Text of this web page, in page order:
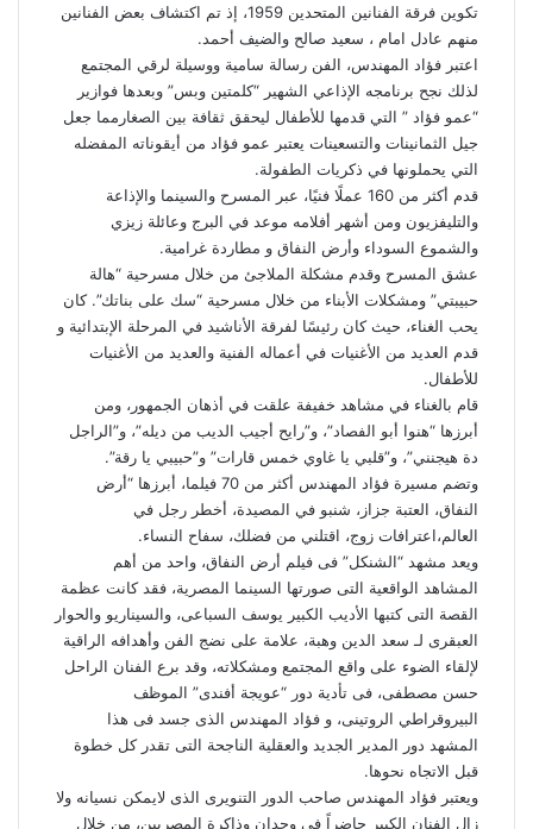
تكوين فرقة الفنانين المتحدين 1959، إذ تم اكتشاف بعض الفنانين
منهم عادل امام ، سعيد صالح والضيف أحمد.
اعتبر فؤاد المهندس، الفن رسالة سامية ووسيلة لرقي المجتمع
لذلك نجح برنامجه الإذاعي الشهير “كلمتين وبس” وبعدها فوازير
“عمو فؤاد ” التي قدمها للأطفال ليحقق ثقافة بين الصغارمما جعل
جيل الثمانينات والتسعينات يعتبر عمو فؤاد من أيقوناته المفضله
التي يحملونها في ذكريات الطفولة.
قدم أكثر من 160 عملًا فنيًا، عبر المسرح والسينما والإذاعة
والتليفزيون ومن أشهر أفلامه موعد في البرج وعائلة زيزي
والشموع السوداء وأرض النفاق و مطاردة غرامية.
عشق المسرح وقدم مشكلة الملاجئ من خلال مسرحية “هالة
حبيبتي” ومشكلات الأبناء من خلال مسرحية “سك على بناتك”. كان
يحب الغناء، حيث كان رئيسًا لفرقة الأناشيد في المرحلة الإبتدائية و
قدم العديد من الأغنيات في أعماله الفنية والعديد من الأغنيات
للأطفال.
قام بالغناء في مشاهد خفيفة علقت في أذهان الجمهور، ومن
أبرزها “هنوا أبو الفصاد”، و”رايح أجيب الديب من ديله”، و”الراجل
دة هيجنني”، و”قلبي يا غاوي خمس قارات” و”حبيبي يا رقة”.
وتضم مسيرة فؤاد المهندس أكثر من 70 فيلما، أبرزها “أرض
النفاق، العتبة جزاز، شنبو في المصيدة، أخطر رجل في
العالم،اعترافات زوج، اقتلني من فضلك، سفاح النساء.
ويعد مشهد “الشنكل” فى فيلم أرض النفاق، واحد من أهم
المشاهد الواقعية التى صورتها السينما المصرية، فقد كانت عظمة
القصة التى كتبها الأديب الكبير يوسف السباعى، والسيناريو والحوار
العبقرى لـ سعد الدين وهبة، علامة على نضج الفن وأهدافه الراقية
لإلقاء الضوء على واقع المجتمع ومشكلاته، وقد برع الفنان الراحل
حسن مصطفى، فى تأدية دور “عويجة أفندى” الموظف
البيروقراطي الروتينى، و فؤاد المهندس الذى جسد فى هذا
المشهد دور المدير الجديد والعقلية الناجحة التى تقدر كل خطوة
قبل الاتجاه نحوها.
ويعتبر فؤاد المهندس صاحب الدور التنويرى الذى لايمكن نسيانه ولا
زال الفنان الكبير حاضراً فى وجدان وذاكرة المصريين، من خلال